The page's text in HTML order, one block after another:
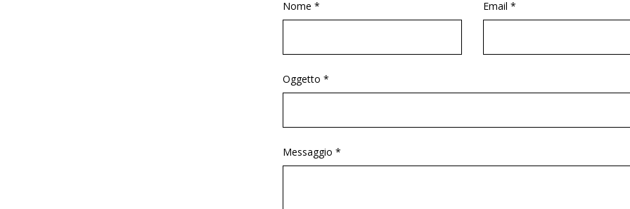
Nome * Email *
Oggetto *
Messaggio *